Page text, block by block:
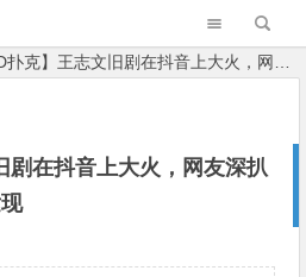
克】王志文旧剧在抖音上大火，网友深扒他的恋爱史有意外发现
剧在抖音上大火，网友深扒